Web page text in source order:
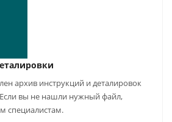
архив инструкций и деталировок
Если вы не нашли нужный файл,
специалистам.